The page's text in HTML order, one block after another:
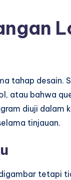
tahap desain.
atau bahwa
diuji dalam
tinjauan.
tetapi